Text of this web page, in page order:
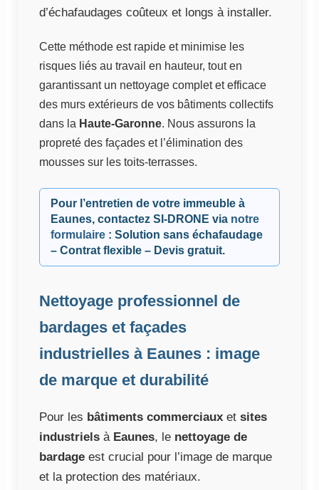
d’échafaudages coûteux et longs à installer.
Cette méthode est rapide et minimise les
risques liés au travail en hauteur, tout en
garantissant un nettoyage complet et efficace
des murs extérieurs de vos bâtiments collectifs
dans la Haute-Garonne. Nous assurons la
propreté des façades et l’élimination des
mousses sur les toits-terrasses.
Pour l’entretien de votre immeuble à
Eaunes, contactez SI-DRONE via notre
formulaire: Solution sans échafaudage
– Contrat flexible – Devis gratuit.
Nettoyage professionnel de
bardages et façades
industrielles à Eaunes : image
de marque et durabilité
Pour les bâtiments commerciauxet sites
industrielsà Eaunes, le nettoyage de
bardageest crucial pour l’image de marque
et la protection des matériaux.